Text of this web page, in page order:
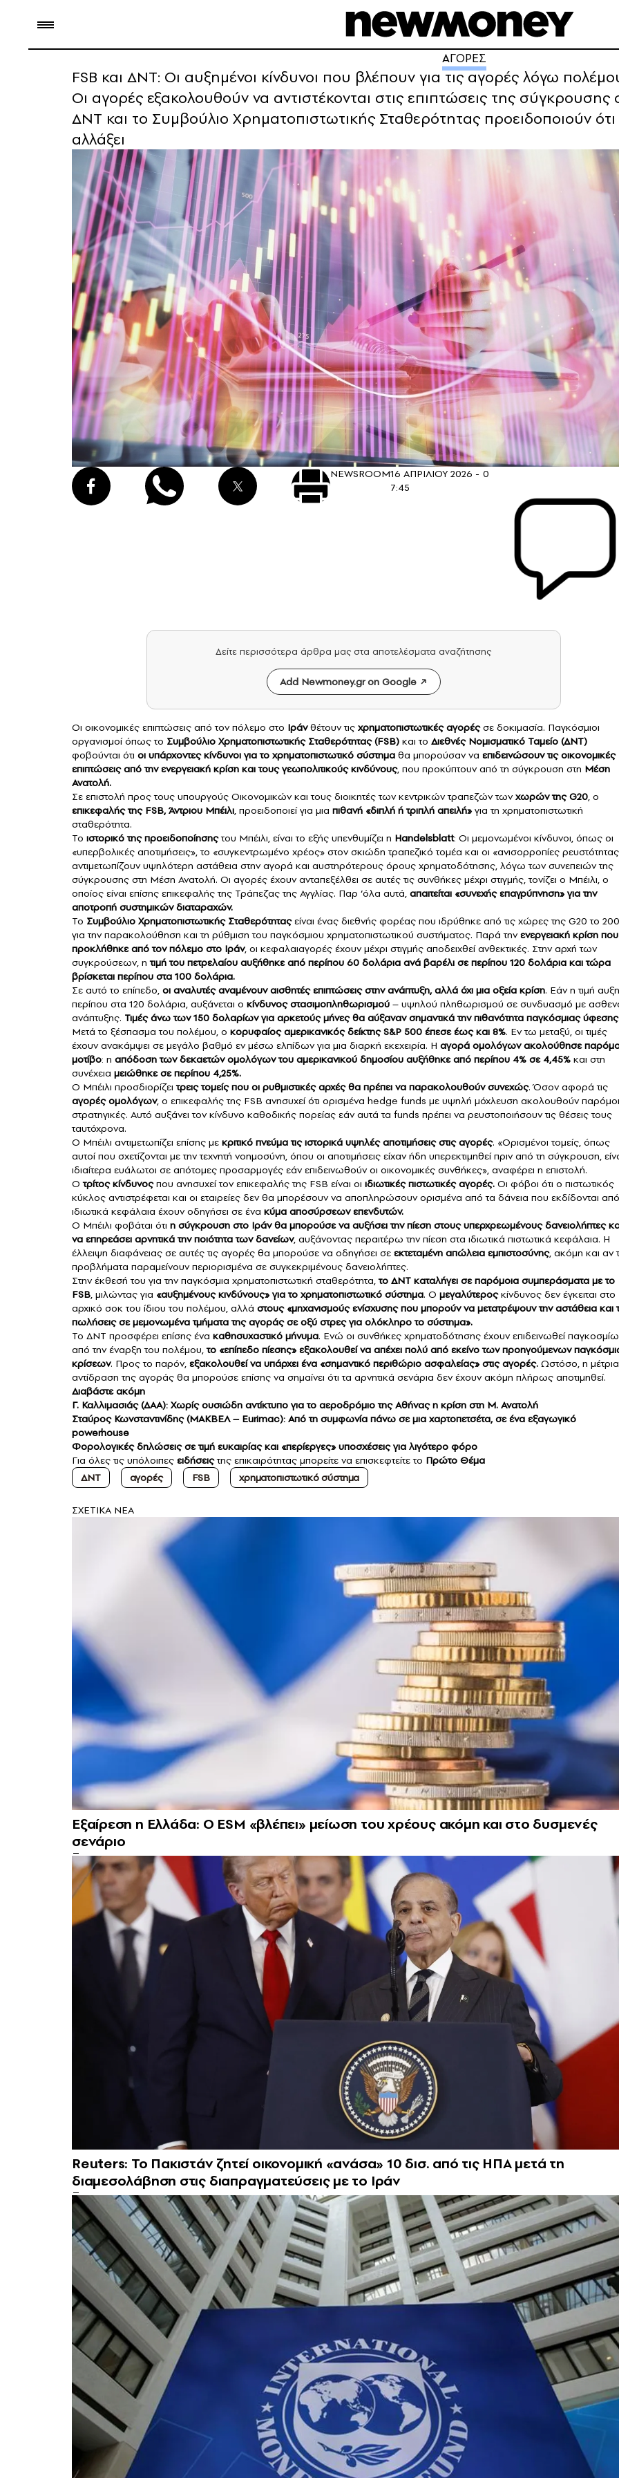
ΑΓΟΡΕΣ
FSB και ΔΝΤ: Οι αυξημένοι κίνδυνοι που βλέπουν για τις αγορές λόγω
Οι αγορές εξακολουθούν να αντιστέκονται στις επιπτώσεις της
ΔΝΤ και το Συμβούλιο Χρηματοπιστωτικής Σταθερότητας προειδοποιούν
αλλάξει
NEWSROOM16 ΑΠΡΙΛΙΟΥ 2026 -
7:45
0
Δείτε περισσότερα άρθρα μας στα αποτελέσματα αναζήτησης
Add Newmoney.gr on Google
Οι οικονομικές επιπτώσεις από τον πόλεμο στο Ιράνθέτουν τις χρηματοπιστωτικέςαγορέςσε δοκιμασία. Παγκόσμιοι
οργανισμοί όπως το Συμβούλιο Χρηματοπιστωτικής Σταθερότητας (FSB) και το Διεθνές Νομισματικό Ταμείο (ΔΝΤ)
φοβούνται ότι οι υπάρχοντες κίνδυνοι για το χρηματοπιστωτικό σύστημα θα μπορούσαν να επιδεινώσουν τις οικονομικές
επιπτώσεις από την ενεργειακή κρίση και τους γεωπολιτικούς κινδύνους, που προκύπτουν από τη σύγκρουση στη Μέση
Ανατολή.
Σε επιστολή προς τους υπουργούς Οικονομικών και τους διοικητές των κεντρικών τραπεζών τωνχωρών της G20, ο
επικεφαλής της FSB, Άντριου Μπέιλι, προειδοποιεί για μια πιθανή «διπλή ή τριπλή απειλή» για τη χρηματοπιστωτική
σταθερότητα.
Το ιστορικό της προειδοποίησηςτου Μπέιλι, είναι το εξής υπενθυμίζει η Handelsblatt: Οι μεμονωμένοι κίνδυνοι, όπως οι
«υπερβολικές αποτιμήσεις», το «συγκεντρωμένο χρέος» στον σκιώδη τραπεζικό τομέα και οι «ανισορροπίες
αντιμετωπίζουν υψηλότερη αστάθεια στην αγορά και αυστηρότερους όρους χρηματοδότησης, λόγω των συνεπειών της
σύγκρουσης στη Μέση Ανατολή. Οι αγορές έχουν ανταπεξέλθει σε αυτές τις συνθήκες μέχρι στιγμής, τονίζει ο Μπέιλι, ο
οποίος είναι επίσης επικεφαλής της Τράπεζας της Αγγλίας. Παρ ‘όλα αυτά, απαιτείται «συνεχής επαγρύπνηση» για την
αποτροπή συστημικών διαταραχών.
Το Συμβούλιο Χρηματοπιστωτικής Σταθερότηταςείναι ένας διεθνής φορέας που ιδρύθηκε από τις χώρες της G20 το
για την παρακολούθηση και τη ρύθμιση του παγκόσμιου χρηματοπιστωτικού συστήματος. Παρά τηνενεργειακή κρίση που
προκλήθηκε από τον πόλεμο στο Ιράν, οι κεφαλαιαγορές έχουν μέχρι στιγμής αποδειχθεί ανθεκτικές. Στην αρχή των
συγκρούσεων, η τιμή του πετρελαίου αυξήθηκε από περίπου 60 δολάρια ανά βαρέλι σε περίπου 120 δολάρια και τώρα
βρίσκεται περίπου στα 100 δολάρια.
Σε αυτό το επίπεδο, οι αναλυτές αναμένουν αισθητές επιπτώσεις στην ανάπτυξη, αλλά όχι μια οξεία κρίση. Εάν η τιμή
περίπου στα 120 δολάρια, αυξάνεται ο κίνδυνος στασιμοπληθωρισμού – υψηλού πληθωρισμού σε συνδυασμό με
ανάπτυξης. Τιμές άνω των 150 δολαρίων για αρκετούς μήνες θα αύξαναν σημαντικά την πιθανότητα παγκόσμιας
Μετά το ξέσπασμα του πολέμου, ο κορυφαίος αμερικανικός δείκτης S&P 500 έπεσε έως και 8%. Εν τω μεταξύ, οι τιμές
έχουν ανακάμψει σε μεγάλο βαθμό εν μέσω ελπίδων για μια διαρκή εκεχειρία. Η αγορά ομολόγων ακολούθησε
μοτίβο: η απόδοση των δεκαετών ομολόγων του αμερικανικού δημοσίου αυξήθηκε από περίπου 4% σε 4,45% και στη
συνέχεια μειώθηκε σε περίπου 4,25%.
Ο Μπέιλι προσδιορίζειτρεις τομείς που οι ρυθμιστικές αρχές θα πρέπει να παρακολουθούν συνεχώς. Όσον αφορά τις
αγορές ομολόγων, ο επικεφαλής της FSB ανησυχεί ότι ορισμένα hedge funds με υψηλή μόχλευση ακολουθούν
στρατηγικές. Αυτό αυξάνει τον κίνδυνο καθοδικής πορείας εάν αυτά τα funds πρέπει να ρευστοποιήσουν τις θέσεις τους
ταυτόχρονα.
Ο Μπέιλι αντιμετωπίζει επίσης με κριτικό πνεύμα τις ιστορικά υψηλές αποτιμήσεις στις αγορές. «Ορισμένοι τομείς, όπως
αυτοί που σχετίζονται με την τεχνητή νοημοσύνη, όπου οι αποτιμήσεις είχαν ήδη υπερεκτιμηθεί πριν από τη σύγκρουση,
ιδιαίτερα ευάλωτοι σε απότομες προσαρμογές εάν επιδεινωθούν οι οικονομικές συνθήκες», αναφέρει η επιστολή.
Οτρίτος κίνδυνοςπου ανησυχεί τον επικεφαλής της FSB είναι οι ιδιωτικές πιστωτικές αγορές. Οι φόβοι ότι ο πιστωτικός
κύκλος αντιστρέφεται και οι εταιρείες δεν θα μπορέσουν να αποπληρώσουν ορισμένα από τα δάνεια που εκδίδονται από
ιδιωτικά κεφάλαια έχουν οδηγήσει σε ένα κύμα αποσύρσεων επενδυτών.
Ο Μπέιλι φοβάται ότι η σύγκρουση στο Ιράν θα μπορούσε να αυξήσει την πίεση στους υπερχρεωμένους δανειολήπτες
να επηρεάσει αρνητικά την ποιότητα των δανείων, αυξάνοντας περαιτέρω την πίεση στα ιδιωτικά πιστωτικά κεφάλαια. Η
έλλειψη διαφάνειας σε αυτές τις αγορές θα μπορούσε να οδηγήσει σε εκτεταμένη απώλεια εμπιστοσύνης, ακόμη και αν
προβλήματα παραμείνουν περιορισμένα σε συγκεκριμένους δανειολήπτες.
Στην έκθεσή του για την παγκόσμια χρηματοπιστωτική σταθερότητα,το ΔΝΤ καταλήγει σε παρόμοια συμπεράσματα με το
FSB, μιλώντας για «αυξημένους κινδύνους» για το χρηματοπιστωτικό σύστημα. Ο μεγαλύτεροςκίνδυνος δεν έγκειται στο
αρχικό σοκ του ίδιου του πολέμου, αλλά στους «μηχανισμούς ενίσχυσης που μπορούν να μετατρέψουν την αστάθεια και
πωλήσεις σε μεμονωμένα τμήματα της αγοράς σε οξύ στρες για ολόκληρο το σύστημα».
Το ΔΝΤ προσφέρει επίσης ένα καθησυχαστικό μήνυμα. Ενώ οι συνθήκες χρηματοδότησης έχουν επιδεινωθεί
από την έναρξη του πολέμου,το «επίπεδο πίεσης» εξακολουθεί να απέχει πολύ από εκείνο των προηγούμενων
κρίσεων. Προς το παρόν, εξακολουθεί να υπάρχει ένα «σημαντικό περιθώριο ασφαλείας» στις αγορές. Ωστόσο, η μέτρια
αντίδραση της αγοράς θα μπορούσε επίσης να σημαίνει ότι τα αρνητικά σενάρια δεν έχουν ακόμη πλήρως αποτιμηθεί.
Διαβάστε ακόμη
Γ. Καλλιμασιάς (ΔΑΑ): Χωρίς ουσιώδη αντίκτυπο για το αεροδρόμιο της Αθήνας η κρίση στη Μ. Ανατολή
Σταύρος Κωνσταντινίδης (ΜΑΚΒΕΛ – Eurimac): Από τη συμφωνία πάνω σε μια χαρτοπετσέτα, σε ένα εξαγωγικό
powerhouse
Φορολογικές δηλώσεις σε τιμή ευκαιρίας και «περίεργες» υποσχέσεις για λιγότερο φόρο
Για όλες τις υπόλοιπες ειδήσειςτης επικαιρότητας μπορείτε να επισκεφτείτε το Πρώτο Θέμα
ΔΝΤ
αγορές FSB χρηματοπιστωτικό σύστημα
ΣXETIKA NEA
Εξαίρεση η Ελλάδα: Ο ESM «βλέπει» μείωση του χρέους ακόμη και στο δυσμενές
σενάριο
Reuters: Το Πακιστάν ζητεί οικονομική «ανάσα» 10 δισ. από τις ΗΠΑ μετά τη
διαμεσολάβηση στις διαπραγματεύσεις με το Ιράν